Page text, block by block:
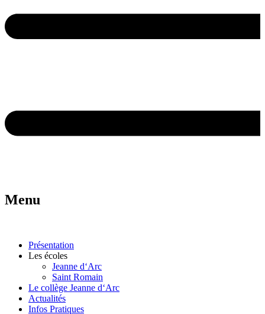
Menu
Présentation
Les écoles
Jeanne d‘Arc
Saint Romain
Le collège Jeanne d‘Arc
Actualités
Infos Pratiques